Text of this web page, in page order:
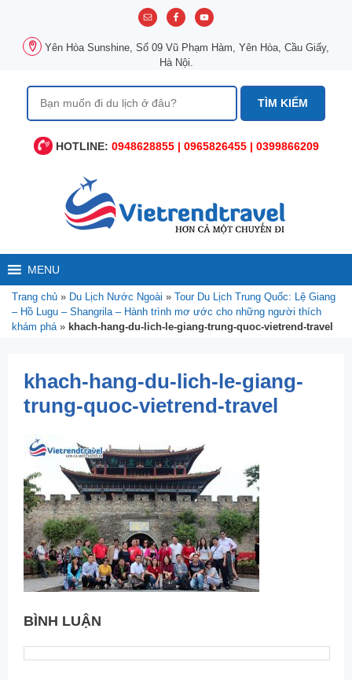
Yên Hòa Sunshine, Số 09 Vũ Phạm Hàm, Yên Hòa, Cầu Giấy,
Hà Nội.
Tìm
kiếm
HOTLINE: 0948628855 | 0965826455 | 0399866209
MENU
Trang chủ » Du Lịch Nước Ngoài » Tour Du Lịch Trung Quốc: Lệ Giang
– Hồ Lugu – Shangrila – Hành trình mơ ước cho những người thích
khám phá» khach-hang-du-lich-le-giang-trung-quoc-vietrend-travel
khach-hang-du-lich-le-giang-
trung-quoc-vietrend-travel
BÌNH LUẬN